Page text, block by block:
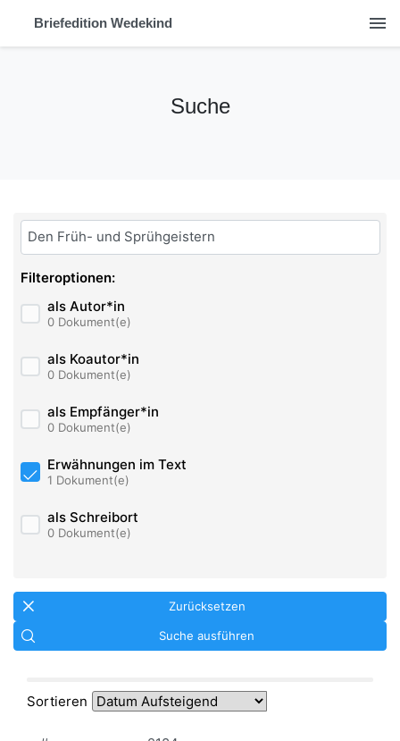
Briefedition Wedekind menu
Suche
Bitte geben Sie hier ihren Suchbegriff ein:
Filteroptionen:
als Autor*in
0 Dokument(e)
als Koautor*in
0 Dokument(e)
als Empfänger*in
0 Dokument(e)
Erwähnungen im Text
1 Dokument(e)
als Schreibort
0 Dokument(e)
Zurücksetzen
Suche ausführen
Sortieren